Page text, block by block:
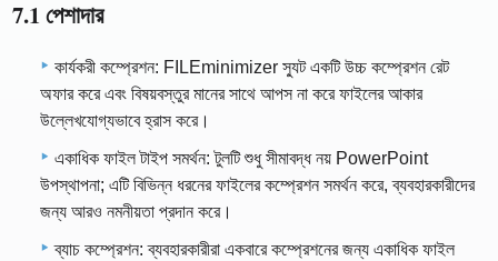
7.1 পেশাদার
কার্যকরী কম্প্রেশন: FILEminimizer স্যুট একটি উচ্চ কম্প্রেশন রেট
অফার করে এবং বিষয়বস্তুর মানের সাথে আপস না করে ফাইলের আকার
উল্লেখযোগ্যভাবে হ্রাস করে।
একাধিক ফাইল টাইপ সমর্থন: টুলটি শুধু সীমাবদ্ধ নয় PowerPoint
উপস্থাপনা; এটি বিভিন্ন ধরনের ফাইলের কম্প্রেশন সমর্থন করে, ব্যবহারকারীদের
জন্য আরও নমনীয়তা প্রদান করে।
ব্যাচ কম্প্রেশন: ব্যবহারকারীরা একবারে কম্প্রেশনের জন্য একাধিক ফাইল